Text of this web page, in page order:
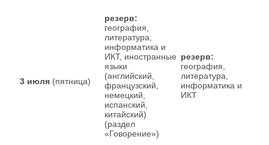
3 июля (пятница)
резерв:
география,
литература,
информатика и
ИКТ, иностранные
языки
(английский,
французский,
немецкий,
испанский,
китайский)
(раздел
«Говорение»)
резерв:
география,
литература,
информатика и
ИКТ